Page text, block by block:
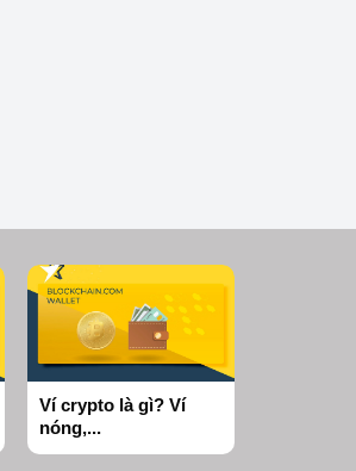
Ví crypto là gì? Ví
nóng,...